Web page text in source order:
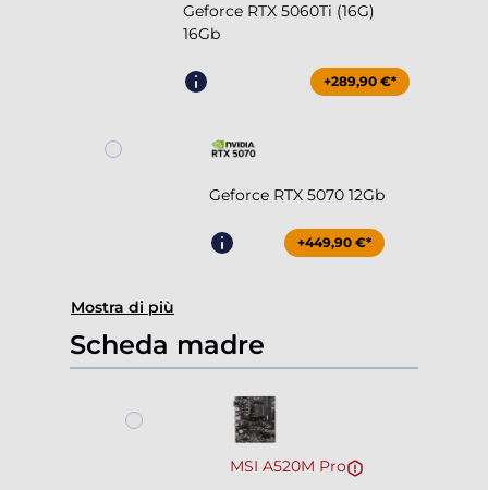
Geforce RTX 5060Ti (16G)
16Gb
+289,90 €*
Geforce RTX 5070 12Gb
+449,90 €*
Mostra di più
Scheda madre
MSI A520M Pro